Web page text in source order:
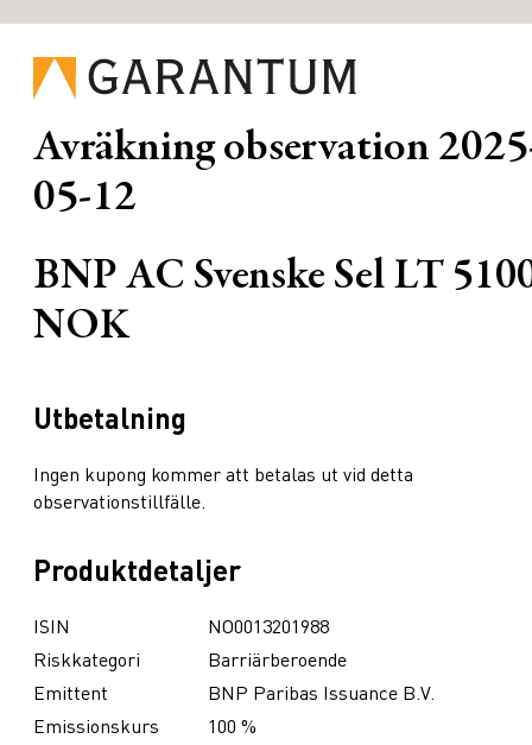
Avräkning observation
05-12
BNP AC Svenske Sel LT
NOK
Utbetalning
Ingen kupong kommer att betalas ut vid detta
observationstillfälle.
Produktdetaljer
ISIN
NO0013201988
Riskkategori
Barriärberoende
Emittent
BNP Paribas Issuance B.V.
Emissionskurs
100 %